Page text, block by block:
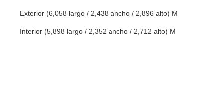
Exterior (6,058 largo / 2,438 ancho / 2,896 alto) M
Interior (5,898 largo / 2,352 ancho / 2,712 alto) M